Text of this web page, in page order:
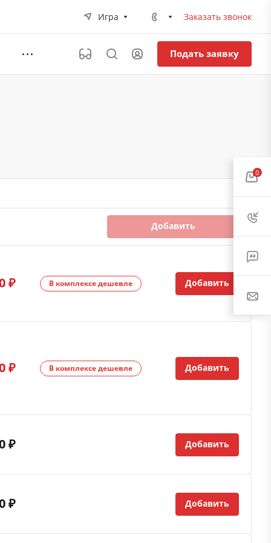
Игра Заказать звонок
Подать заявку
Добавить
₽ В комплексе дешевле Добавить
₽ В комплексе дешевле Добавить
₽ Добавить
₽ Добавить
0